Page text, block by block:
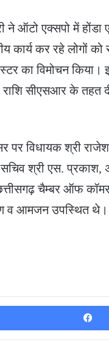
ने ऑटो एक्सपो में
कार्य कर रहे लोगों
का विमोचन
सीएसआर के तहत
पर विधायक श्री राजेश
श्री एस. प्रकाश,
चैम्बर ऑफ
व आमजन उपस्थित थे।